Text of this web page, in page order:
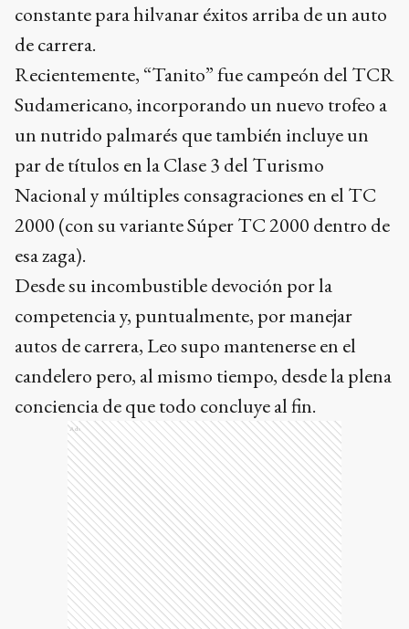
constante para hilvanar éxitos arriba de un auto
de carrera.
Recientemente, “Tanito” fue campeón del TCR
Sudamericano, incorporando un nuevo trofeo a
un nutrido palmarés que también incluye un
par de títulos en la Clase 3 del Turismo
Nacional y múltiples consagraciones en el TC
2000 (con su variante Súper TC 2000 dentro de
esa zaga).
Desde su incombustible devoción por la
competencia y, puntualmente, por manejar
autos de carrera, Leo supo mantenerse en el
candelero pero, al mismo tiempo, desde la plena
conciencia de que todo concluye al fin.
Ads